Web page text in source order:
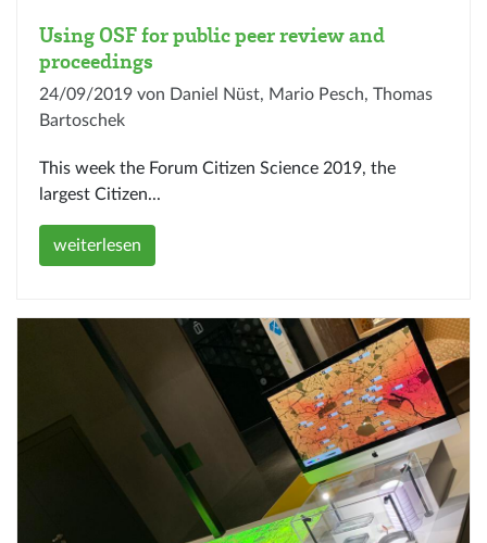
Using OSF for public peer review and
proceedings
24/09/2019 von Daniel Nüst, Mario Pesch, Thomas
Bartoschek
This week the Forum Citizen Science 2019, the
largest Citizen...
weiterlesen